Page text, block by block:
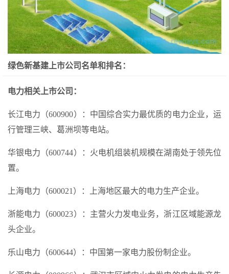
绿色新基建上市公司名单和排名：
电力相关上市公司：
长江电力（600900）：中国综合实力最优质的电力企业，运
行管理三峡、葛洲坝等电站。
华银电力（600744）：火电机组装机规模在湖南处于领先位
置。
上海电力（600021）：上海地区最大的电力生产企业。
浙能电力（600023）：主营火力发电业务，浙江区域能源龙
头企业。
乐山电力（600644）：中国第一家电力股份制企业。